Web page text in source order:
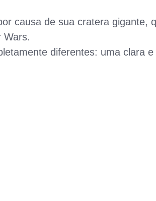
causa de sua cratera gigante,
Wars.
diferentes: uma clara e